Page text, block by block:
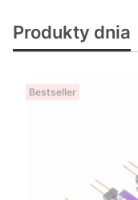
Produkty dnia
Bestseller